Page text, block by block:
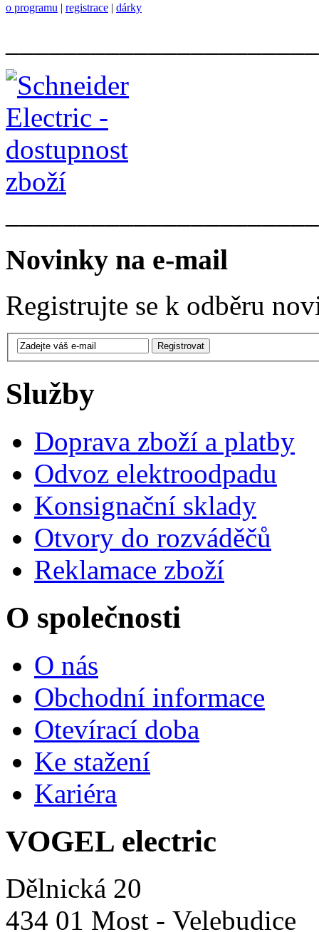
o programu | registrace | dárky
Novinky na e-mail
Registrujte se k odběru
Služby
Doprava zboží a platby
Odvoz elektroodpadu
Konsignační sklady
Otvory do rozváděčů
Reklamace zboží
O společnosti
O nás
Obchodní informace
Otevírací doba
Ke stažení
Kariéra
VOGEL electric
Dělnická 20
434 01 Most - Velebudice